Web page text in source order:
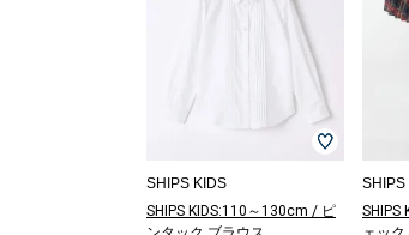
SHIPS KIDS
SHIPS KIDS:110～130cm / ピ
SHIPS
SHIPS